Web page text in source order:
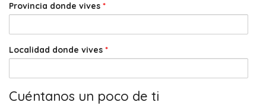
Provincia donde vives *
Localidad donde vives *
Cuéntanos un poco de ti